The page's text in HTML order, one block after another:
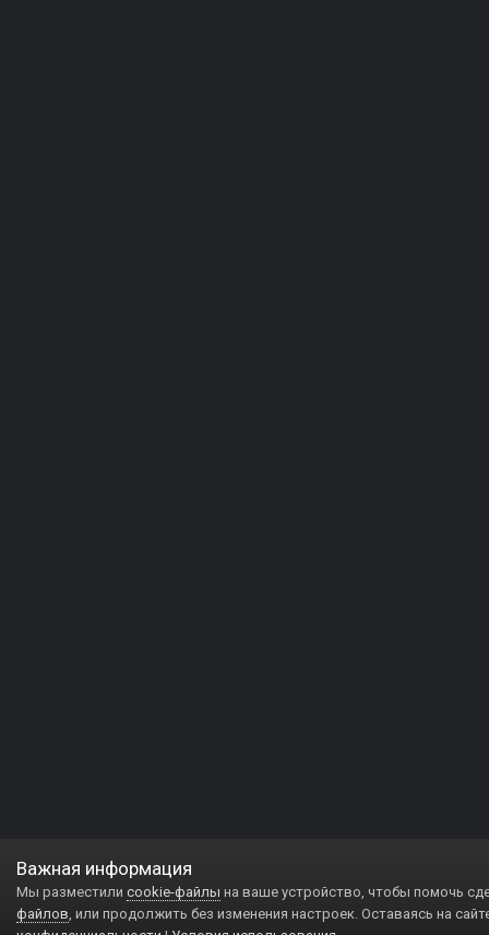
Важная информация
Мы разместили cookie-файлы на ваше устройство, чтобы помочь
файлов, или продолжить без изменения настроек. Оставаясь на